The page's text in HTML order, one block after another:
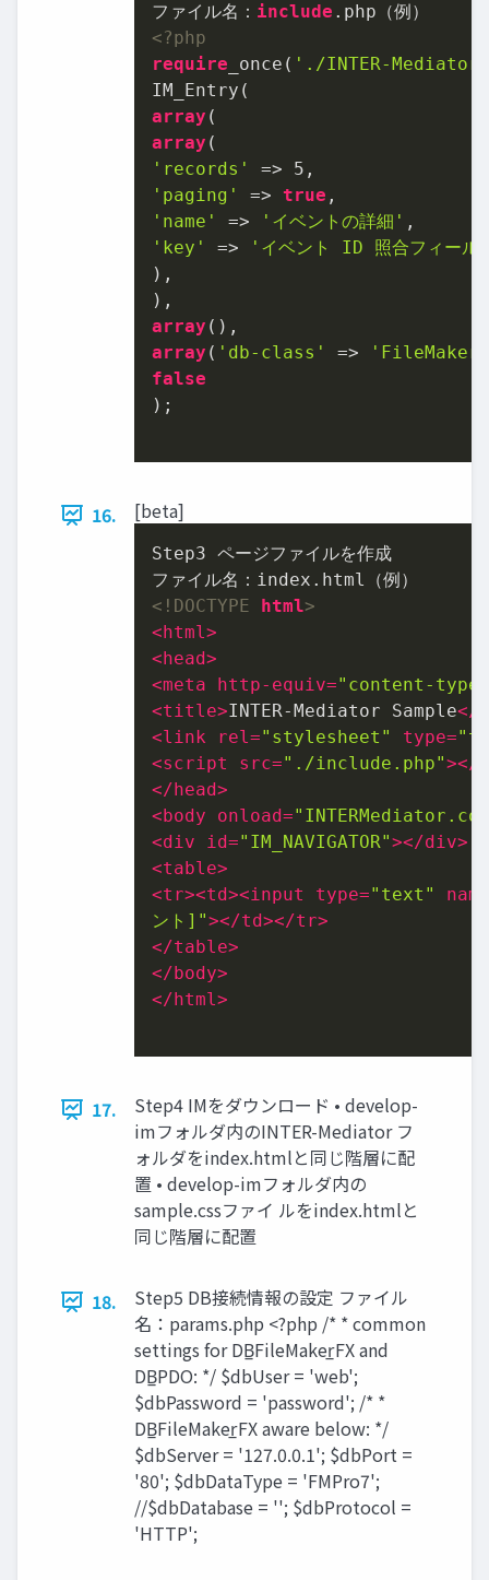
ファイル名： include
<?php
require ̲once( './INTER-
array
array
'records'
=> 5
'paging'
=> true
'name'
=> 'イベントの詳細'
'key'
=>
'イベント ID 照合フィール
),
array
array ( 'db-class' =>
false
);
16. [beta]
Step3 ページファイルを作成
<!DOCTYPE
html>
< html>
< head>
<meta http-equiv="content-type"
<title>INTER-Mediator Sample</
<link rel="stylesheet" type=
<script src="./include.php"></
</ head>
< body onload=
<div id="IM̲NAVIGATOR"></div>
<table>
<tr><td><input type="text"
name
ント]"></td></tr>
</table>
</ body>
</ html>
17.
Step4 IMをダウンロード • develop-
imフォルダ内のINTER-Mediator フ
ォルダをindex.htmlと同じ階層に配
置 • develop-imフォルダ内の
sample.cssファイ ルをindex.htmlと
同じ階層に配置
18.
Step5 DB接続情報の設定 ファイル
名：params.php <?php /* * common
settings for DB̲FileMaker̲FX and
DB̲PDO: */ $dbUser = 'web';
$dbPassword = 'password'; /* *
DB̲FileMaker̲FX aware below: */
$dbServer = '127.0.0.1'; $dbPort =
'80'; $dbDataType = 'FMPro7';
//$dbDatabase = ''; $dbProtocol =
'HTTP';